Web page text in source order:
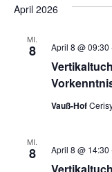
April 2026
MI.
8 April 8 @ 09:30
Vauß-Hof
MI.
8 April 8 @ 14:30